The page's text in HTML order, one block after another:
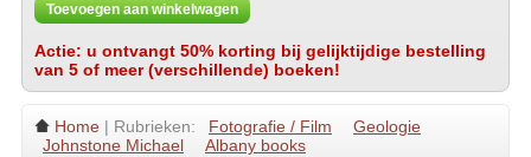
Toevoegen aan winkelwagen
Actie: u ontvangt 50% korting bij gelijktijdige bestelling
van 5 of meer (verschillende) boeken!
Home | Rubrieken: Fotografie / Film
Geologie
Johnstone Michael
Albany books